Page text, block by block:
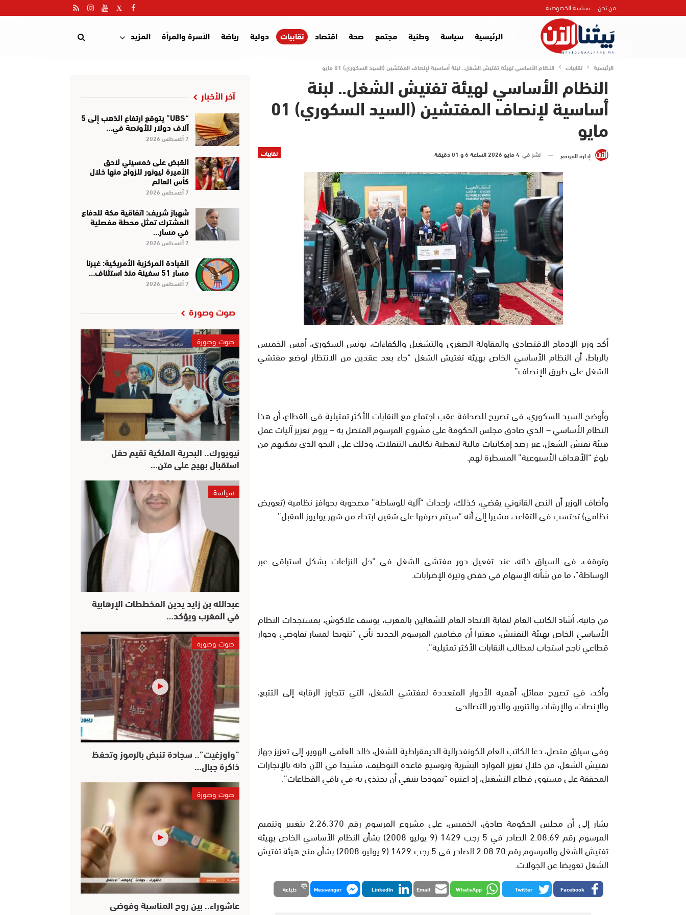
من نحن سياسة الخصوصية
الرئيسية سياسة وطنية مجتمع صحة اقتصاد نقابيات دولية رياضة الأسرة والمرأة المزيد
الرئيسية نقابيات النظام الأساسي لهيئة تفتيش الشغل.. لبنة أساسية لإنصاف المفتشين (السيد السكوري) 01 مايو
النظام الأساسي لهيئة تفتيش الشغل.. لبنة
أساسية لإنصاف المفتشين (السيد السكوري) 01
مايو
نقابيات إدارة الموقع نشر في 4 مايو 2026 الساعة 6 و 01 دقيقة
أكد وزير الإدماج الاقتصادي والمقاولة الصغرى والتشغيل والكفاءات، يونس السكوري، أمس الخميس
بالرباط، أن النظام الأساسي الخاص بهيئة تفتيش الشغل “جاء بعد عقدين من الانتظار لوضع مفتشي
الشغل على طريق الإنصاف”.
وأوضح السيد السكوري، في تصريح للصحافة عقب اجتماع مع النقابات الأكثر تمثيلية في القطاع، أن هذا
النظام الأساسي – الذي صادق مجلس الحكومة على مشروع المرسوم المتصل به – يروم تعزيز آليات عمل
هيئة تفتش الشغل، عبر رصد إمكانيات مالية لتغطية تكاليف التنقلات، وذلك على النحو الذي يمكنهم من
بلوغ “الأهداف الأسبوعية” المسطرة لهم.
وأضاف الوزير أن النص القانوني يقضي، كذلك، بإحداث “آلية للوساطة” مصحوبة بحوافز نظامية (تعويض
نظامي) تحتسب في التقاعد، مشيرا إلى أنه “سيتم صرفها على شقين ابتداء من شهر يوليوز المقبل”.
وتوقف، في السياق ذاته، عند تفعيل دور مفتشي الشغل في “حل النزاعات بشكل استباقي عبر
الوساطة”، ما من شأنه الإسهام في خفض وتيرة الإضرابات.
من جانبه، أشاد الكاتب العام لنقابة الاتحاد العام للشغالين بالمغرب، يوسف علاكوش، بمستجدات النظام
الأساسي الخاص بهيئة التفتيش، معتبرا أن مضامين المرسوم الجديد تأتي “تتويجا لمسار تفاوضي وحوار
قطاعي ناجح استجاب لمطالب النقابات الأكثر تمثيلية”.
وأكد، في تصريح مماثل، أهمية الأدوار المتعددة لمفتشي الشغل، التي تتجاوز الرقابة إلى التتبع،
والإنصات، والإرشاد، والتنوير، والدور التصالحي.
وفي سياق متصل، دعا الكاتب العام للكونفدرالية الديمقراطية للشغل، خالد العلمي الهوير، إلى تعزيز جهاز
تفتيش الشغل، من خلال تعزيز الموارد البشرية وتوسيع قاعدة التوظيف، مشيدا في الآن ذاته بالإنجازات
المحققة على مستوى قطاع التشغيل، إذ اعتبره “نموذجا ينبغي أن يحتذى به في باقي القطاعات”.
يشار إلى أن مجلس الحكومة صادق، الخميس، على مشروع المرسوم رقم 2.26.370 بتغيير وتتميم
المرسوم رقم 2.08.69 الصادر في 5 رجب 1429 (9 يوليو 2008) بشأن النظام الأساسي الخاص بهيئة
تفتيش الشغل والمرسوم رقم 2.08.70 الصادر في 5 رجب 1429 (9 يوليو 2008) بشأن منح هيئة تفتيش
الشغل تعويضا عن الجولات.
Facebook
Twitter
WhatsApp
Email
LinkedIn
Messenger طباعة
آخر الأخبار
“UBS” يتوقع ارتفاع الذهب إلى 5
آلاف دولار للأونصة في…
7 أغسطس 2026
القبض على خمسيني لاحق
الأميرة ليونور للزواج منها خلال
كأس العالم
7 أغسطس 2026
شهباز شريف: اتفاقية مكة للدفاع
المشترك تمثل محطة مفصلية
في مسار…
7 أغسطس 2026
القيادة المركزية الأمريكية: غيرنا
مسار 51 سفينة منذ استئناف…
7 أغسطس 2026
صوت وصورة
صوت وصورة
نيويورك.. البحرية الملكية تقيم حفل
استقبال بهيج على متن…
سياسة
عبدالله بن زايد يدين المخططات الإرهابية
في المغرب ويؤكد…
صوت وصورة
“واوزغيت”.. سجادة تنبض بالرموز وتحفظ
ذاكرة جبال…
صوت وصورة
عاشوراء.. بين روح المناسبة وفوضى